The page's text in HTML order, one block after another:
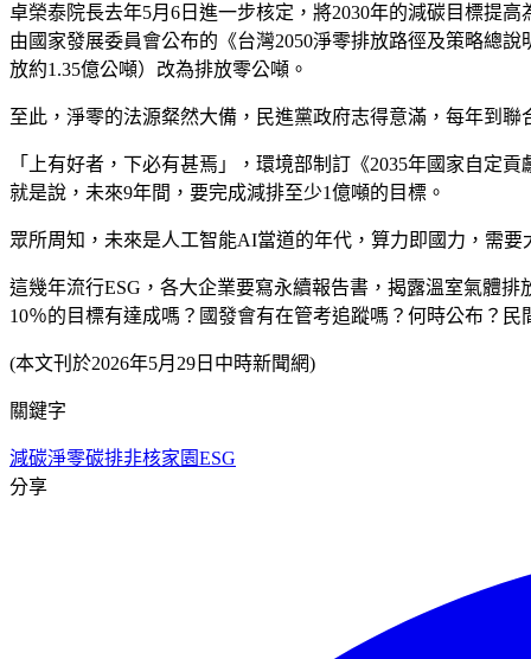
卓榮泰院長去年5月6日進一步核定，將2030年的減碳目標提
由國家發展委員會公布的《台灣2050淨零排放路徑及策略總
放約1.35億公噸）改為排放零公噸。
至此，淨零的法源粲然大備，民進黨政府志得意滿，每年到
「上有好者，下必有甚焉」，環境部制訂《2035年國家自定
就是說，未來9年間，要完成減排至少1億噸的目標。
眾所周知，未來是人工智能AI當道的年代，算力即國力，需
這幾年流行ESG，各大企業要寫永續報告書，揭露溫室氣體
10％的目標有達成嗎？國發會有在管考追蹤嗎？何時公布？
(本文刊於2026年5月29日中時新聞網)
關鍵字
減碳淨零碳排非核家園ESG
分享